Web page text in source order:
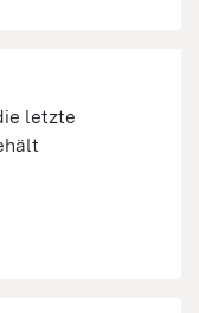
letzte